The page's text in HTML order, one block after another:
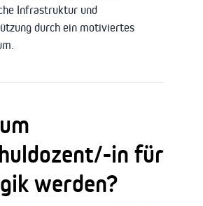
Infrastruktur und
durch ein motiviertes
in für
werden?